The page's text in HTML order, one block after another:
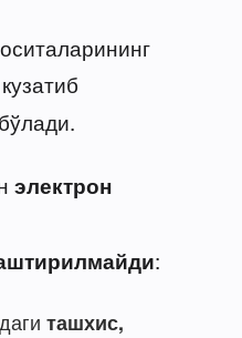
кузатиб
электрон
:
ташхис,